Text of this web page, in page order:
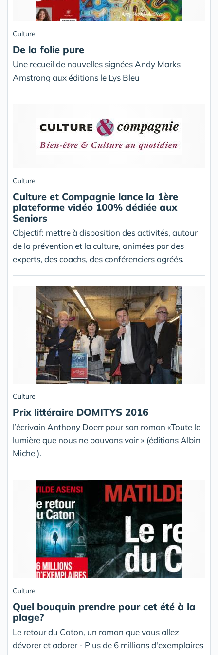
Culture
De la folie pure
Une recueil de nouvelles signées Andy Marks
Amstrong aux éditions le Lys Bleu
Culture
Culture et Compagnie lance la 1ère
plateforme vidéo 100% dédiée aux
Seniors
Objectif: mettre à disposition des activités, autour
de la prévention et la culture, animées par des
experts, des coachs, des conférenciers agréés.
Culture
Prix littéraire DOMITYS 2016
l’écrivain Anthony Doerr pour son roman «Toute la
lumière que nous ne pouvons voir » (éditions Albin
Michel).
Culture
Quel bouquin prendre pour cet été à la
plage?
Le retour du Caton, un roman que vous allez
dévorer et adorer - Plus de 6 millions d'exemplaires